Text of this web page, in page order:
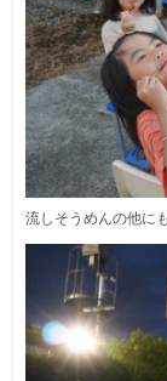
流しそうめんの他に